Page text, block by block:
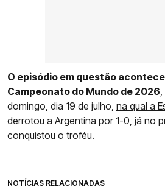
O episódio em questão
Campeonato do Mundo de 2026
domingo, dia 19 de julho, na qual a
derrotou a Argentina por 1-0, já no
conquistou o troféu.
NOTÍCIAS RELACIONADAS